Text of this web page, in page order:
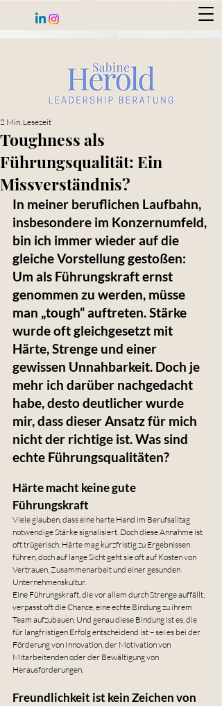
Toughness als
Führungsqualität: Ein
Missverständnis?
2 Min. Lesezeit
In meiner beruflichen Laufbahn,
insbesondere im Konzernumfeld,
bin ich immer wieder auf die
gleiche Vorstellung gestoßen:
Um als Führungskraft ernst
genommen zu werden, müsse
man „tough“ auftreten. Stärke
wurde oft gleichgesetzt mit
Härte, Strenge und einer
gewissen Unnahbarkeit. Doch je
mehr ich darüber nachgedacht
habe, desto deutlicher wurde
mir, dass dieser Ansatz für mich
nicht der richtige ist. Was sind
echte Führungsqualitäten?
Härte macht keine gute
Führungskraft
Viele glauben, dass eine harte Hand im Berufsalltag
notwendige Stärke signalisiert. Doch diese Annahme ist
oft trügerisch. Härte mag kurzfristig zu Ergebnissen
führen, doch auf lange Sicht geht sie oft auf Kosten von
Vertrauen, Zusammenarbeit und einer gesunden
Unternehmenskultur.
Eine Führungskraft, die vor allem durch Strenge auffällt,
verpasst oft die Chance, eine echte Bindung zu ihrem
Team aufzubauen. Und genau diese Bindung ist es, die
für langfristigen Erfolg entscheidend ist – sei es bei der
Förderung von Innovation, der Motivation von
Mitarbeitenden oder der Bewältigung von
Herausforderungen.
Freundlichkeit ist kein Zeichen von